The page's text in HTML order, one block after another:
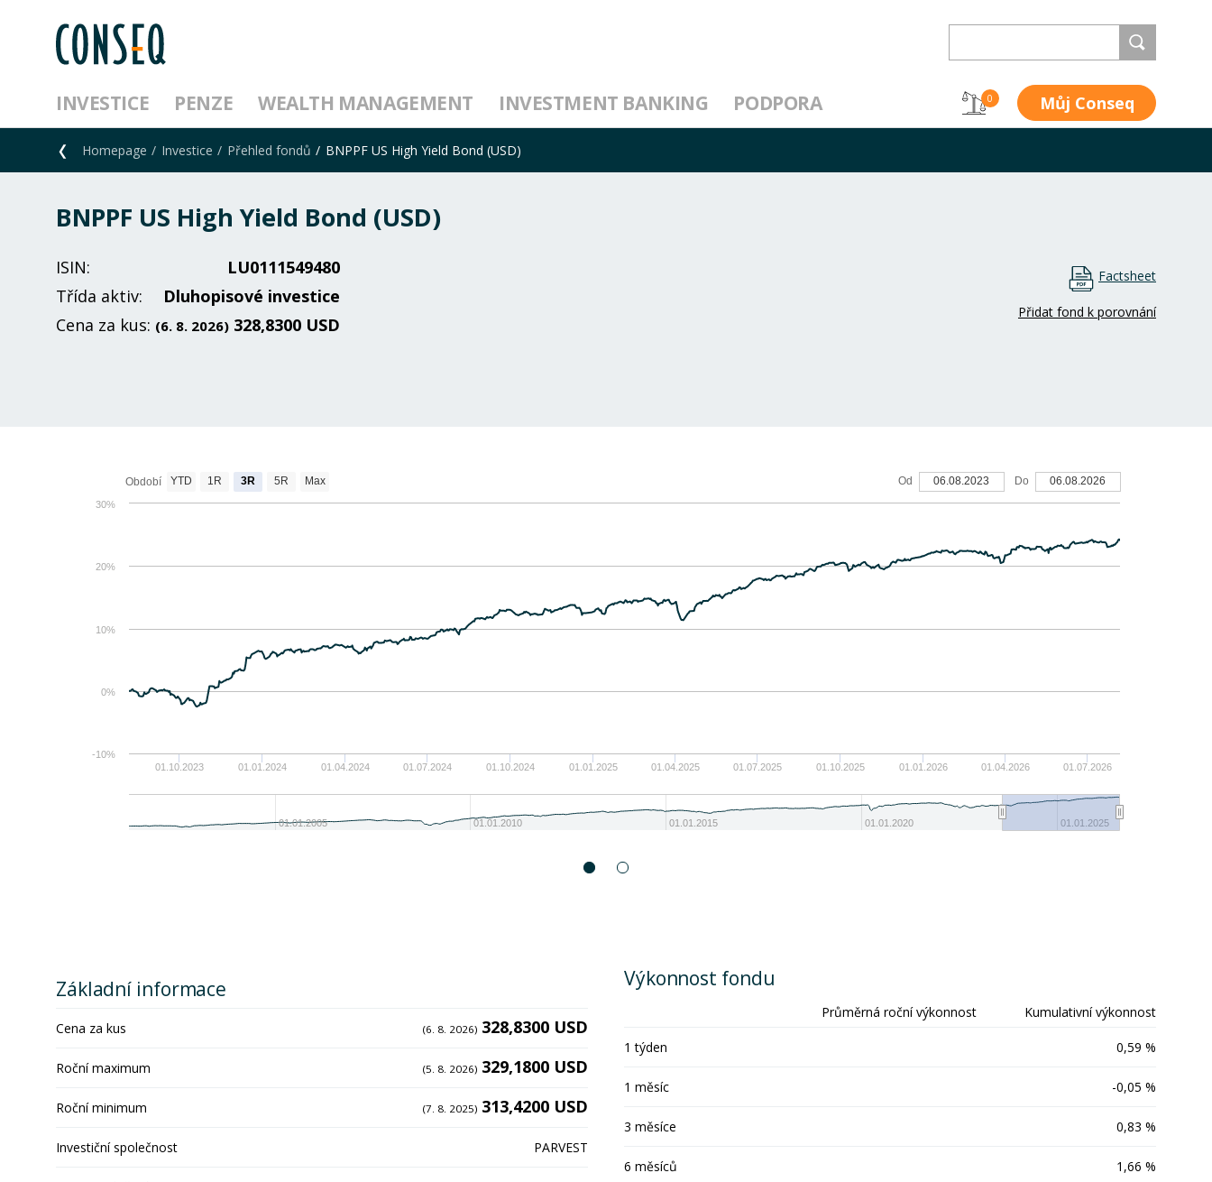
INVESTICE PENZE WEALTH MANAGEMENT INVESTMENT BANKING PODPORA 0 Můj Conseq
Homepage Investice Přehled fondů BNPPF US High Yield Bond (USD)
BNPPF US High Yield Bond (USD)
ISIN:
LU0111549480
Třída aktiv:
Dluhopisové investice
Cena za kus: (6. 8. 2026) 328,8300 USD
Factsheet
Přidat fond k porovnání
01.10.2023 01.01.2024 01.04.2024 01.07.2024 01.10.2024 01.01.2025 01.04.2025 01.07.2025 01.10.2025 01.01.2026 01.04.2026 01.07.2026
01.01.2005 01.01.2010 01.01.2015 01.01.2020 01.01.2025
0%
10%
20%
30%
-10%
Období YTD 1R 3R 5R Max Od 06.08.2023 Do 06.08.2026
Základní informace
Cena za kus (6. 8. 2026) 328,8300 USD
Roční maximum (5. 8. 2026) 329,1800 USD
Roční minimum (7. 8. 2025) 313,4200 USD
Investiční společnost PARVEST
Výkonnost fondu
Průměrná roční výkonnost Kumulativní výkonnost
1 týden 0,59 %
1 měsíc -0,05 %
3 měsíce 0,83 %
6 měsíců 1,66 %